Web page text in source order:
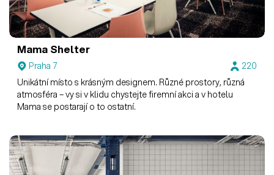
Mama Shelter
Praha 7
220
Unikátní místo s krásným designem. Různé prostory, různá
atmosféra – vy si v klidu chystejte firemní akci a v hotelu
Mama se postarají o to ostatní.